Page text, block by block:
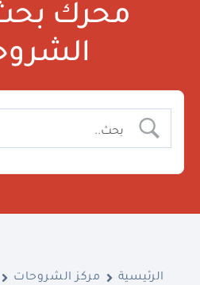
محرك
الرئيسية مركز الشروحات